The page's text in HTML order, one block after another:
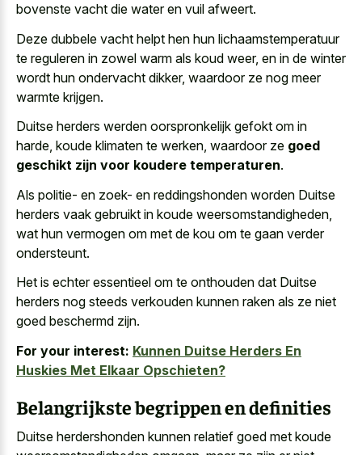
bovenste vacht die water en vuil afweert.
Deze dubbele vacht helpt hen hun lichaamstemperatuur
te reguleren in zowel warm als koud weer, en in de winter
wordt hun ondervacht dikker, waardoor ze nog meer
warmte krijgen.
Duitse herders werden oorspronkelijk gefokt om in
harde, koude klimaten te werken, waardoor ze goed
geschikt zijn voor koudere temperaturen.
Als politie- en zoek- en reddingshonden worden Duitse
herders vaak gebruikt in koude weersomstandigheden,
wat hun vermogen om met de kou om te gaan verder
ondersteunt.
Het is echter essentieel om te onthouden dat Duitse
herders nog steeds verkouden kunnen raken als ze niet
goed beschermd zijn.
For your interest: Kunnen Duitse Herders En
Huskies Met Elkaar Opschieten?
Belangrijkste begrippen en definities
Duitse herdershonden kunnen relatief goed met koude